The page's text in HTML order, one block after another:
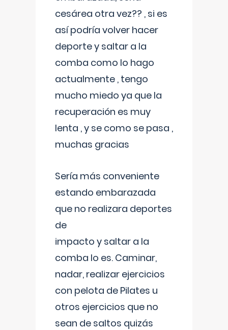
cesárea otra vez?? , si es
así podría volver hacer
deporte y saltar a la
comba como lo hago
actualmente , tengo
mucho miedo ya que la
recuperación es muy
lenta , y se como se pasa ,
muchas gracias
Sería más conveniente
estando embarazada
que no realizara deportes
de
impacto y saltar a la
comba lo es. Caminar,
nadar, realizar ejercicios
con pelota de Pilates u
otros ejercicios que no
sean de saltos quizás